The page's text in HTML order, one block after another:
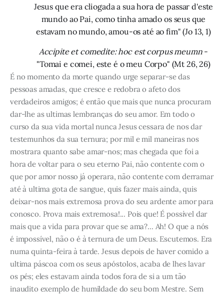
Jesus que era cliogada a sua hora de passar d'este
mundo ao Pai, como tinha amado os seus que
estavam no mundo, amou-os até ao fim" (Jo 13, 1)
Accipite et comedite: hoc est corpus meumn-
"Tomai e comei, este é o meu Corpo" (Mt 26, 26)
É no momento da morte quando urge separar-se das
pessoas amadas, que cresce e redobra o afeto dos
verdadeiros amigos; é então que mais que nunca procuram
dar-lhe as ultimas lembranças do seu amor. Em todo o
curso da sua vida mortal nunca Jesus cessara de nos dar
testemunhos da sua ternura; por mil e mil maneiras nos
mostrara quanto sabe amar-nos; mas chegada que foi a
hora de voltar para o seu eterno Pai, não contente com o
que por amor nosso já operara, não contente com derramar
até à ultima gota de sangue, quis fazer mais ainda, quis
deixar-nos mais extremosa prova do seu ardente amor para
conosco. Prova mais extremosa!... Pois que! É possível dar
mais que a vida para provar que se ama?... Ah! O que a nós
é impossível, não o é à ternura de um Deus. Escutemos. Era
numa quinta-feira à tarde. Jesus depois de haver comido a
ultima páscoa com os seus apóstolos, acaba de lhes lavar
os pés; eles estavam ainda todos fora de si a um tão
inaudito exemplo de humildade do seu bom Mestre. Sem